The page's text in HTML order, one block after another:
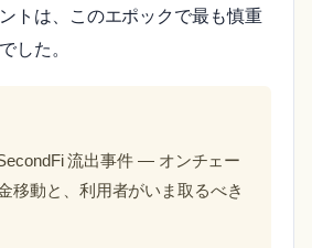
トは、このエポックで最も慎重
した。
流出事件 ― オンチェー
移動と、利用者がいま取るべき